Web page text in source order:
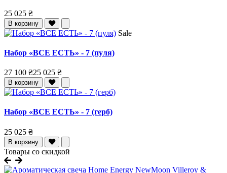
25 025 ₴
В корзину
Sale
Набор «ВСЕ ЕСТЬ» - 7 (пуля)
27 100 ₴25 025 ₴
В корзину
Набор «ВСЕ ЕСТЬ» - 7 (герб)
25 025 ₴
В корзину
Товары со скидкой